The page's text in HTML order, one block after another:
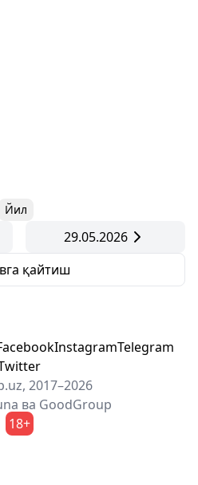
Йил
29.05.2026
қайтиш
InstagramTelegram
2017–2026
ва GoodGroup
18+